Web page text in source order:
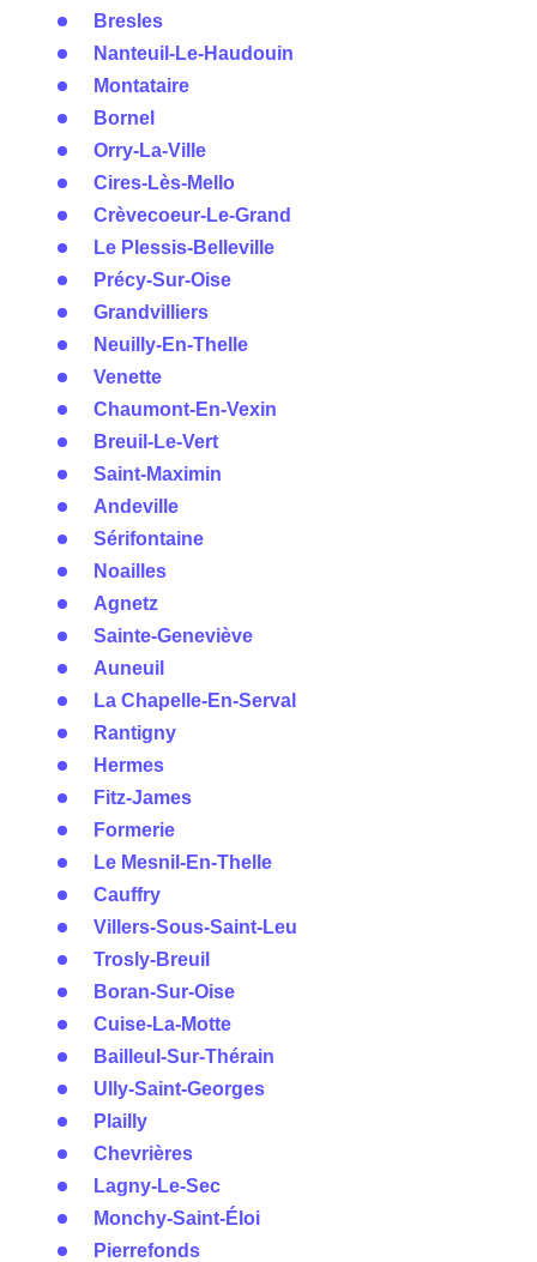
Bresles
Nanteuil-Le-Haudouin
Montataire
Bornel
Orry-La-Ville
Cires-Lès-Mello
Crèvecoeur-Le-Grand
Le Plessis-Belleville
Précy-Sur-Oise
Grandvilliers
Neuilly-En-Thelle
Venette
Chaumont-En-Vexin
Breuil-Le-Vert
Saint-Maximin
Andeville
Sérifontaine
Noailles
Agnetz
Sainte-Geneviève
Auneuil
La Chapelle-En-Serval
Rantigny
Hermes
Fitz-James
Formerie
Le Mesnil-En-Thelle
Cauffry
Villers-Sous-Saint-Leu
Trosly-Breuil
Boran-Sur-Oise
Cuise-La-Motte
Bailleul-Sur-Thérain
Ully-Saint-Georges
Plailly
Chevrières
Lagny-Le-Sec
Monchy-Saint-Éloi
Pierrefonds